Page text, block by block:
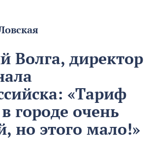
Волга, директор
«Тариф
городе очень
но этого мало!»